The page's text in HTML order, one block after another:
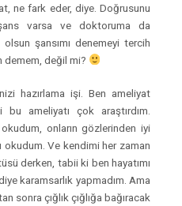
ne fark eder, diye. Doğrusunu
varsa ve doktoruma da
şansımı denemeyi tercih
demem, değil mi?
hazırlama işi. Ben ameliyat
bu ameliyatı çok araştırdım.
okudum, onların gözlerinden iyi
okudum. Ve kendimi her zaman
derken, tabii ki ben hayatımı
karamsarlık yapmadım. Ama
sonra çığlık çığlığa bağıracak